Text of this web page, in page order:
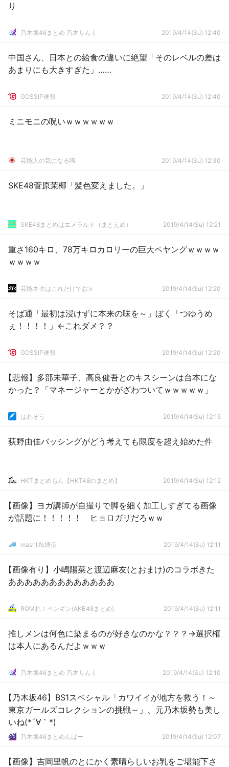
り
乃木坂46まとめ 乃木りんく 2019/4/14(Su) 12:40
中国さん、日本との給食の違いに絶望「そのレベルの差は
あまりにも大きすぎた」……
GOSSIP速報 2019/4/14(Su) 12:40
ミニモニの呪いｗｗｗｗｗｗ
芸能人の気になる噂 2019/4/14(Su) 12:30
SKE48菅原茉椰「髪色変えました。」
SKE48まとめはエメラルド（まとえめ） 2019/4/14(Su) 12:21
重さ160キロ、78万キロカロリーの巨大ペヤングｗｗｗｗ
ｗｗｗｗ
芸能ネタはこれだけでおｋ 2019/4/14(Su) 12:20
そば通「最初は浸けずに本来の味を～」ぼく「つゆうめ
ぇ！！！！」←これダメ？？
GOSSIP速報 2019/4/14(Su) 12:20
【悲報】多部未華子、高良健吾とのキスシーンは台本にな
かった？「マネージャーとかがざわついてｗｗｗｗｗ」
はれぞう 2019/4/14(Su) 12:15
荻野由佳バッシングがどう考えても限度を超え始めた件
HKTまとめもん【HKT48のまとめ】 2019/4/14(Su) 12:12
【画像】ヨガ講師が自撮りで脚を細く加工しすぎてる画像
が話題に！！！！！ ヒョロガリだろｗｗ
mashlife通信 2019/4/14(Su) 12:11
【画像有り】小嶋陽菜と渡辺麻友(とおまけ)のコラボきた
あああああああああああああ
ROMれ！ペンギン(AKB48まとめ) 2019/4/14(Su) 12:11
推しメンは何色に染まるのが好きなのかな？？？→選択権
は本人にあるんだよｗｗｗ
乃木坂46まとめ 乃木りんく 2019/4/14(Su) 12:10
【乃木坂46】BS1スペシャル「カワイイが地方を救う！～
東京ガールズコレクションの挑戦～」、元乃木坂勢も美し
いね(*´∀｀*)
乃木坂46まとめんばー 2019/4/14(Su) 12:07
【画像】吉岡里帆のとにかく素晴らしいお乳をご堪能下さ